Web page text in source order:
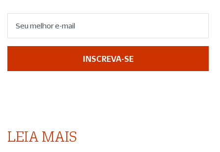
INSCREVA-SE
LEIA MAIS